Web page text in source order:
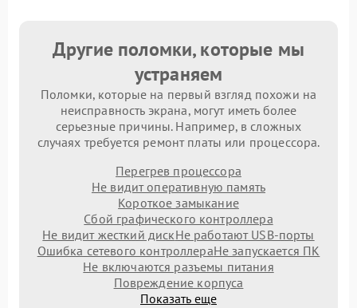
Другие поломки, которые мы
устраняем
Поломки, которые на первый взгляд похожи на
неисправность экрана, могут иметь более
серьезные причины. Например, в сложных
случаях требуется ремонт платы или процессора.
Перегрев процессора
Не видит оперативную память
Короткое замыкание
Сбой графического контроллера
Не видит жесткий дискНе работают USB-порты
Ошибка сетевого контроллераНе запускается ПК
Не включаются разъемы питания
Повреждение корпуса
Показать еще